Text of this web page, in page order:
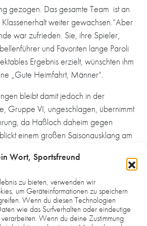
Wort, Sportsfreund
zu bieten, verwenden wir
um Geräteinformationen zu speichern
Wenn du diesen Technologien
wie das Surfverhalten oder eindeutige
Wenn du deine Zustimmung
gezogen. Das gesamte Team ist an
weiter gewachsen.“Aber
war zufrieden. Sie, ihre Spieler,
und Favoriten lange Paroli
Ergebnis erzielt, wünschten ihm
„Gute Heimfahrt, Männer“.
bleibt damit jedoch in der
Gruppe VI, ungeschlagen, übernimmt
da Haßloch daheim gegen
einem großen Saisonausklang am
mit dem Schwetzinger Jan Triebskorn
zittern, ihr Vorsprung gegenüber Essen
und drei Tore Rückstand im
für TuSEM). Sie stehen sich jetzt
auf der anderen Rheinseite